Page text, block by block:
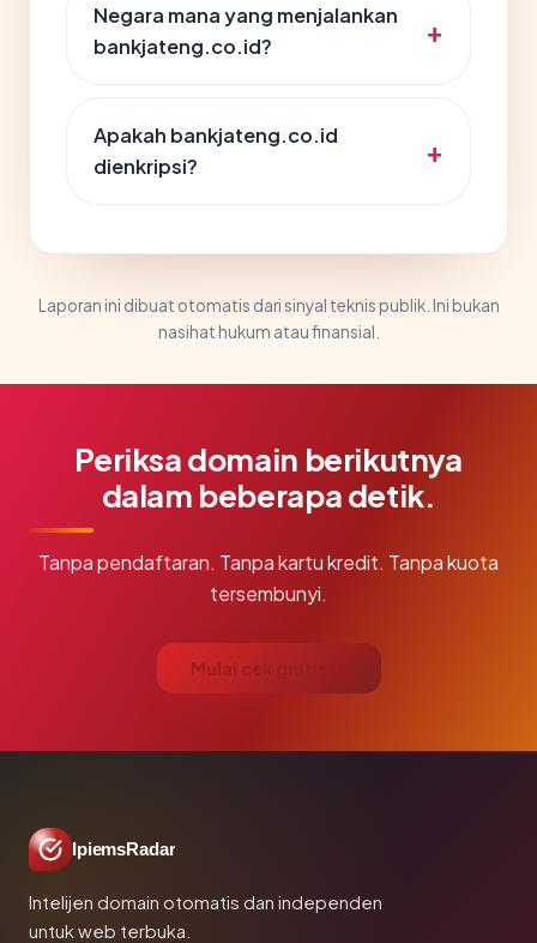
Negara mana yang menjalankan
bankjateng.co.id?
Apakah bankjateng.co.id
dienkripsi?
Laporan ini dibuat otomatis dari sinyal teknis publik. Ini bukan
nasihat hukum atau finansial.
Periksa domain berikutnya
dalam beberapa detik.
Tanpa pendaftaran. Tanpa kartu kredit. Tanpa kuota
tersembunyi.
Mulai cek gratis →
IpiemsRadar
Intelijen domain otomatis dan independen
untuk web terbuka.